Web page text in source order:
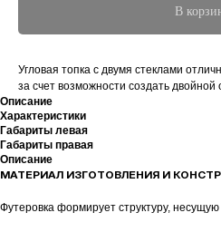
В
Угловая топка с двумя стеклами
за счет возможности создать двойной
Описание
Характеристики
Габариты левая
Габариты правая
Описание
МАТЕРИАЛ ИЗГОТОВЛЕНИЯ И
Футеровка формирует структуру,